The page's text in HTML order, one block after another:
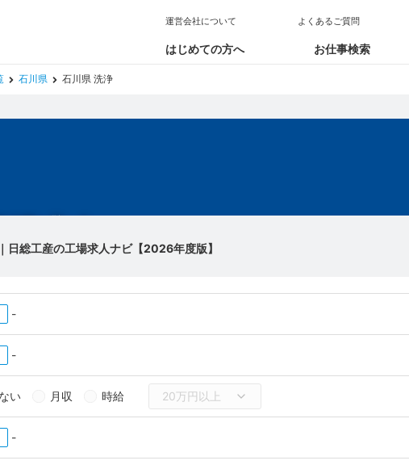
はじめての方へ お仕事検索
運営会社について よくあるご質問
石川県 石川県 洗浄
日総工産の工場求人ナビ【2026年度版】
-
-
い 月収 時給
-